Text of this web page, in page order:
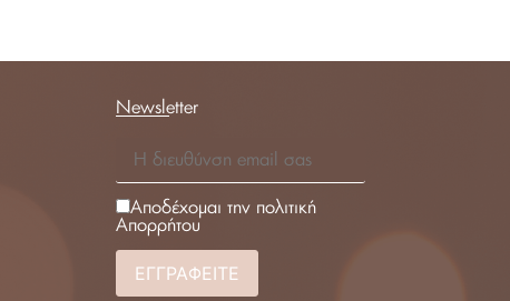
Newsletter
Αποδέχομαι την πολιτική
Απορρήτου